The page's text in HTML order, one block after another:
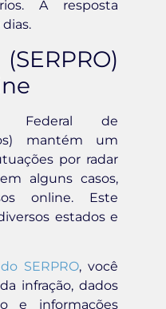
A resposta
Federal de
mantém um
por radar
alguns casos,
online. Este
estados e
SERPRO, você
infração, dados
e informações